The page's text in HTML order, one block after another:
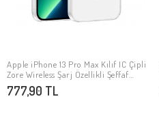
SEPETE EKLE
Apple iPhone 13 Pro Max Kılıf IC Çipli
Zore Wireless Şarj Özellikli Şeffaf
Orjin Kapak
777,90 TL